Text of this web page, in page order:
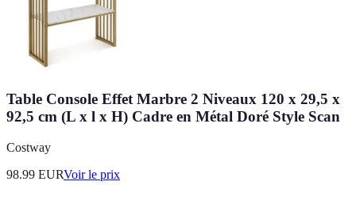
Table Console Effet Marbre 2 Niveaux 120 x 29,5 x
92,5 cm (L x l x H) Cadre en Métal Doré Style Scan
Costway
98.99 EURVoir le prix